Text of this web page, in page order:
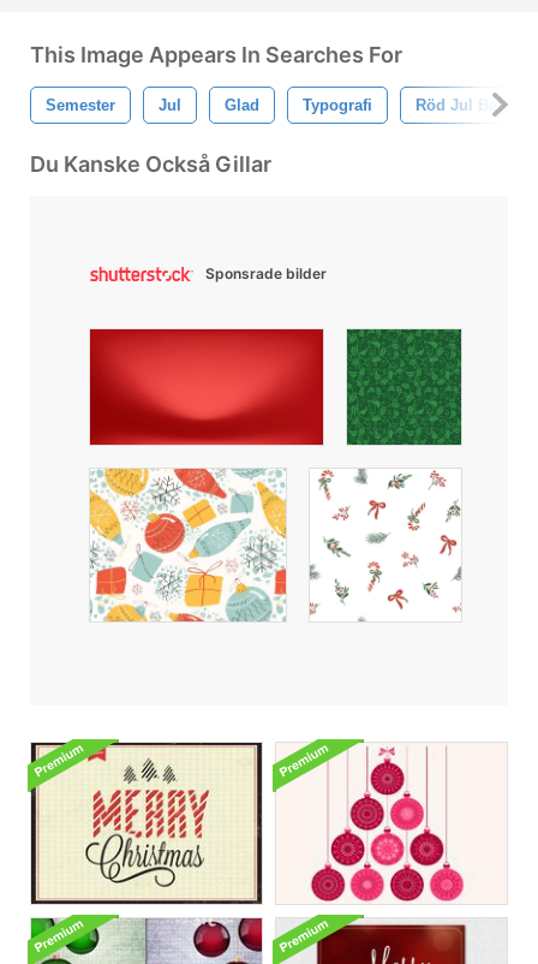
This Image Appears In Searches For
Semester Jul Glad Typografi Röd Jul
Du Kanske Också Gillar
Sponsrade bilder